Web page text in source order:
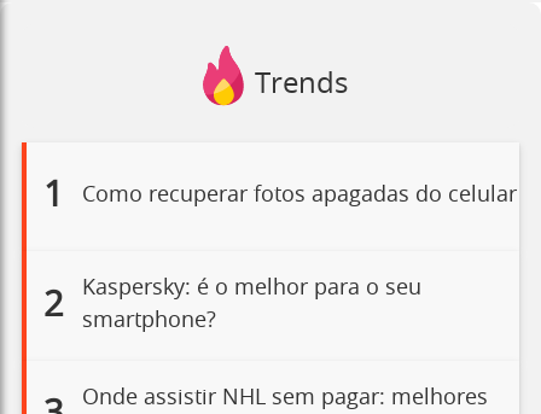
Trends
1 Como recuperar fotos apagadas do celular
2
Kaspersky: é o melhor para o seu
smartphone?
Onde assistir NHL sem pagar: melhores